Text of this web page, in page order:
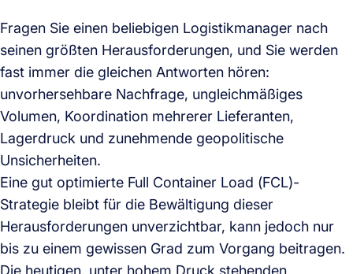
Fragen Sie einen beliebigen Logistikmanager nach
seinen größten Herausforderungen, und Sie werden
fast immer die gleichen Antworten hören:
unvorhersehbare Nachfrage, ungleichmäßiges
Volumen, Koordination mehrerer Lieferanten,
Lagerdruck und zunehmende geopolitische
Unsicherheiten.
Eine gut optimierte Full Container Load (FCL)-
Strategie bleibt für die Bewältigung dieser
Herausforderungen unverzichtbar, kann jedoch nur
bis zu einem gewissen Grad zum Vorgang beitragen.